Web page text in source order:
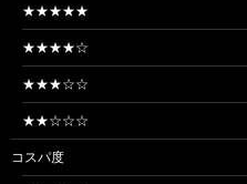
★★★★★
★★★★☆
★★★☆☆
★★☆☆☆
コスパ度